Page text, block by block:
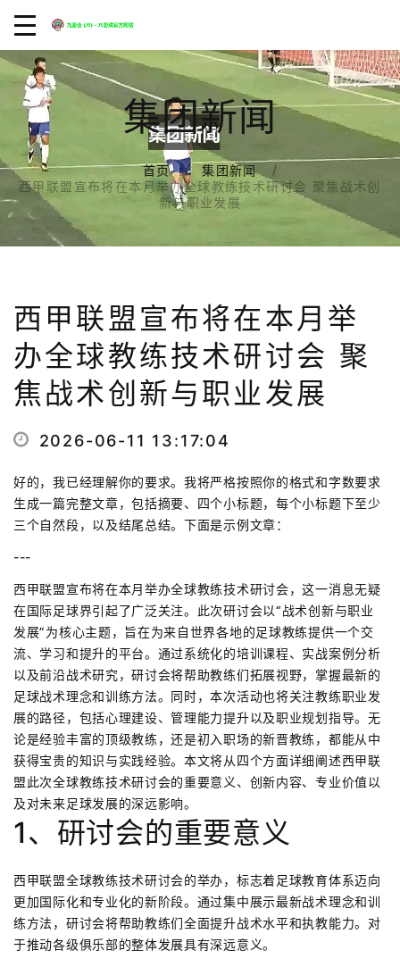
集团新闻
首页
集团新闻
西甲联盟宣布将在本月举办全球教练技术研讨会 聚焦战术创
新与职业发展
西甲联盟宣布将在本月举
办全球教练技术研讨会 聚
焦战术创新与职业发展
2026-06-11 13:17:04
好的，我已经理解你的要求。我将严格按照你的格式和字数要求
生成一篇完整文章，包括摘要、四个小标题，每个小标题下至少
三个自然段，以及结尾总结。下面是示例文章：
---
西甲联盟宣布将在本月举办全球教练技术研讨会，这一消息无疑
在国际足球界引起了广泛关注。此次研讨会以“战术创新与职业
发展”为核心主题，旨在为来自世界各地的足球教练提供一个交
流、学习和提升的平台。通过系统化的培训课程、实战案例分析
以及前沿战术研究，研讨会将帮助教练们拓展视野，掌握最新的
足球战术理念和训练方法。同时，本次活动也将关注教练职业发
展的路径，包括心理建设、管理能力提升以及职业规划指导。无
论是经验丰富的顶级教练，还是初入职场的新晋教练，都能从中
获得宝贵的知识与实践经验。本文将从四个方面详细阐述西甲联
盟此次全球教练技术研讨会的重要意义、创新内容、专业价值以
及对未来足球发展的深远影响。
1、研讨会的重要意义
西甲联盟全球教练技术研讨会的举办，标志着足球教育体系迈向
更加国际化和专业化的新阶段。通过集中展示最新战术理念和训
练方法，研讨会将帮助教练们全面提升战术水平和执教能力。对
于推动各级俱乐部的整体发展具有深远意义。